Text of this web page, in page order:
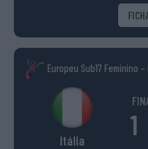
Europeu Sub17 Feminino
Itália 1